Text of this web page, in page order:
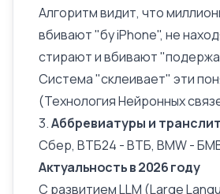
Алгоритм видит, что
вбивают "бу iPhone", не
стирают и вбивают
Система "склеивает" эти
(ТехнологияНейронных
3.Аббревиатуры и
Сбер, ВТБ24 - ВТБ, BMW -
Актуальность в 2026 году
С развитием LLM (Large